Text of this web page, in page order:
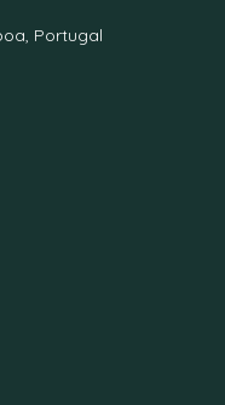
Portugal